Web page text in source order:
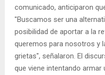
comunicado, anticiparon
"Buscamos ser una
posibilidad de aportar a la
queremos para nosotros y
grietas", señalaron. El
que viene intentando